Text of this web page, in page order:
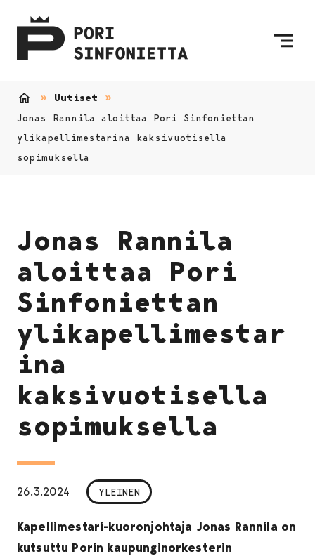
Uutiset
Jonas Rannila aloittaa Pori Sinfoniettan
ylikapellimestarina kaksivuotisella
sopimuksella
Jonas Rannila
aloittaa Pori
Sinfoniettan
ylikapellimestar
ina
kaksivuotisella
sopimuksella
26.3.2024 YLEINEN
Kapellimestari-kuoronjohtaja Jonas Rannila on
kutsuttu Porin kaupunginorkesterin